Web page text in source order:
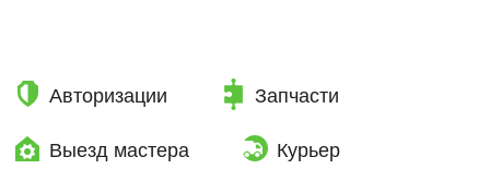
Авторизации Запчасти
Выезд мастера Курьер